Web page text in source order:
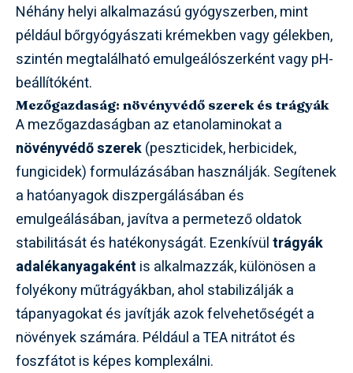
Néhány helyi alkalmazású gyógyszerben, mint
például bőrgyógyászati krémekben vagy gélekben,
szintén megtalálható emulgeálószerként vagy pH-
beállítóként.
Mezőgazdaság: növényvédő szerek és trágyák
A mezőgazdaságban az etanolaminokat a
növényvédő szerek(peszticidek, herbicidek,
fungicidek) formulázásában használják. Segítenek
a hatóanyagok diszpergálásában és
emulgeálásában, javítva a permetező oldatok
stabilitását és hatékonyságát. Ezenkívültrágyák
adalékanyagaként is alkalmazzák, különösen a
folyékony műtrágyákban, ahol stabilizálják a
tápanyagokat és javítják azok felvehetőségét a
növények számára. Például a TEA nitrátot és
foszfátot is képes komplexálni.